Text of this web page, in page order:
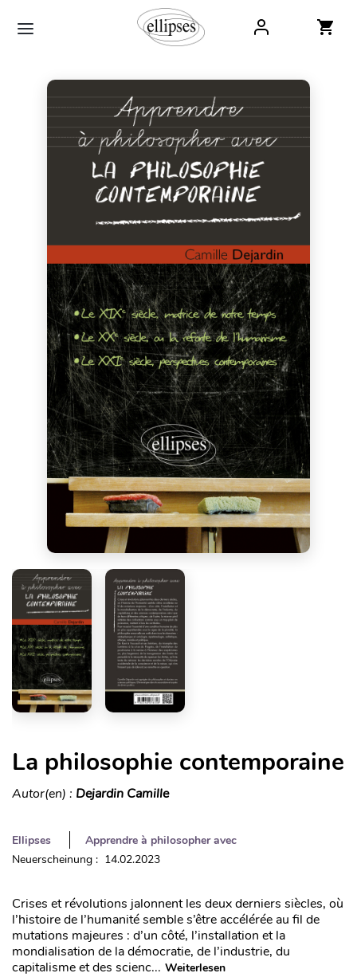
La philosophie contemporaine
Autor(en) : Dejardin Camille
Ellipses
Apprendre à philosopher avec
Neuerscheinung : 14.02.2023
Crises et révolutions jalonnent les deux derniers siècles, où
l’histoire de l’humanité semble s’être accélérée au fil de
mutations majeures : d’un côté, l’installation et la
mondialisation de la démocratie, de l’industrie, du
capitalisme et des scienc... Weiterlesen